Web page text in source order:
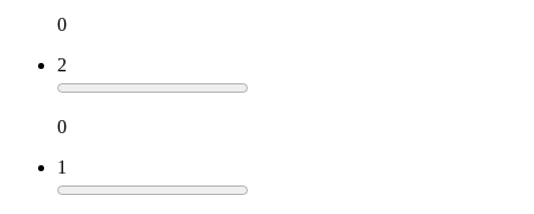
0
2
0
1